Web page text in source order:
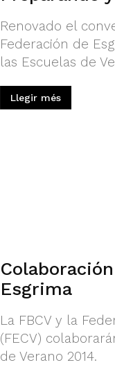
Renovado el
Federación de
las Escuelas de
Llegir més
Esgrima
La FBCV y la
(FECV)
de Verano 2014.